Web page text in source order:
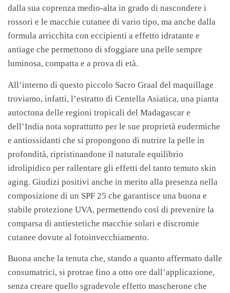
dalla sua coprenza medio-alta in grado di nascondere i
rossori e le macchie cutanee di vario tipo, ma anche dalla
formula arricchita con eccipienti a effetto idratante e
antiage che permettono di sfoggiare una pelle sempre
luminosa, compatta e a prova di età.
All’interno di questo piccolo Sacro Graal del maquillage
troviamo, infatti, l’estratto di Centella Asiatica, una pianta
autoctona delle regioni tropicali del Madagascar e
dell’India nota soprattutto per le sue proprietà eudermiche
e antiossidanti che si propongono di nutrire la pelle in
profondità, ripristinandone il naturale equilibrio
idrolipidico per rallentare gli effetti del tanto temuto skin
aging. Giudizi positivi anche in merito alla presenza nella
composizione di un SPF 25 che garantisce una buona e
stabile protezione UVA, permettendo così di prevenire la
comparsa di antiestetiche macchie solari e discromie
cutanee dovute al fotoinvecchiamento.
Buona anche la tenuta che, stando a quanto affermato dalle
consumatrici, si protrae fino a otto ore dall’applicazione,
senza creare quello sgradevole effetto mascherone che